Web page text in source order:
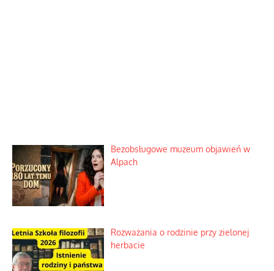
Bezobsługowe muzeum objawień w
Alpach
Rozważania o rodzinie przy zielonej
herbacie